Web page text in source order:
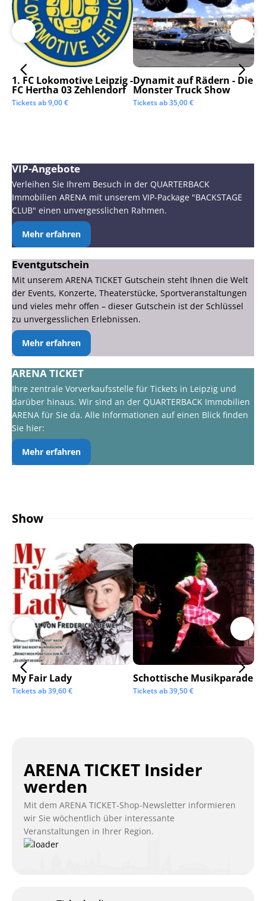
1. FC Lokomotive Leipzig -
FC Hertha 03 Zehlendorf
Tickets ab9,00€
Dynamit auf Rädern - Die
Monster Truck Show
Tickets ab35,00€
VIP-Angebote
Verleihen Sie Ihrem Besuch in der QUARTERBACK
Immobilien ARENA mit unserem VIP-Package "BACKSTAGE
CLUB" einen unvergesslichen Rahmen.
Mehr erfahren
Eventgutschein
Mit unserem ARENA TICKET Gutschein steht Ihnen die Welt
der Events, Konzerte, Theaterstücke, Sportveranstaltungen
und vieles mehr offen – dieser Gutschein ist der Schlüssel
zu unvergesslichen Erlebnissen.
Mehr erfahren
ARENA TICKET
Ihre zentrale Vorverkaufsstelle für Tickets in Leipzig und
darüber hinaus. Wir sind an der QUARTERBACK Immobilien
ARENA für Sie da. Alle Informationen auf einen Blick finden
Sie hier:
Mehr erfahren
Show
My Fair Lady
Tickets ab39,60€
Schottische Musikparade
Tickets ab39,50€
ARENA TICKET Insider
werden
Mit dem ARENA TICKET-Shop-Newsletter informieren
wir Sie wöchentlich über interessante
Veranstaltungen in Ihrer Region.